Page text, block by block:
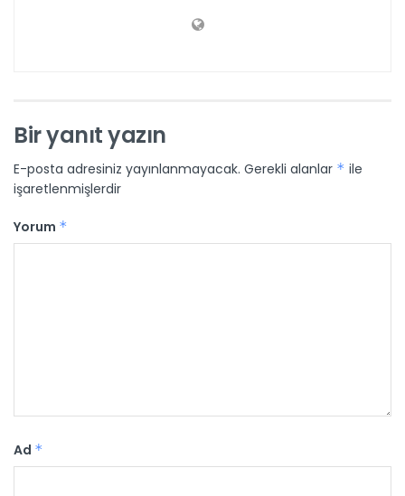
Bir yanıt yazın
E-posta adresiniz yayınlanmayacak. Gerekli alanlar * ile
işaretlenmişlerdir
Yorum *
Ad *